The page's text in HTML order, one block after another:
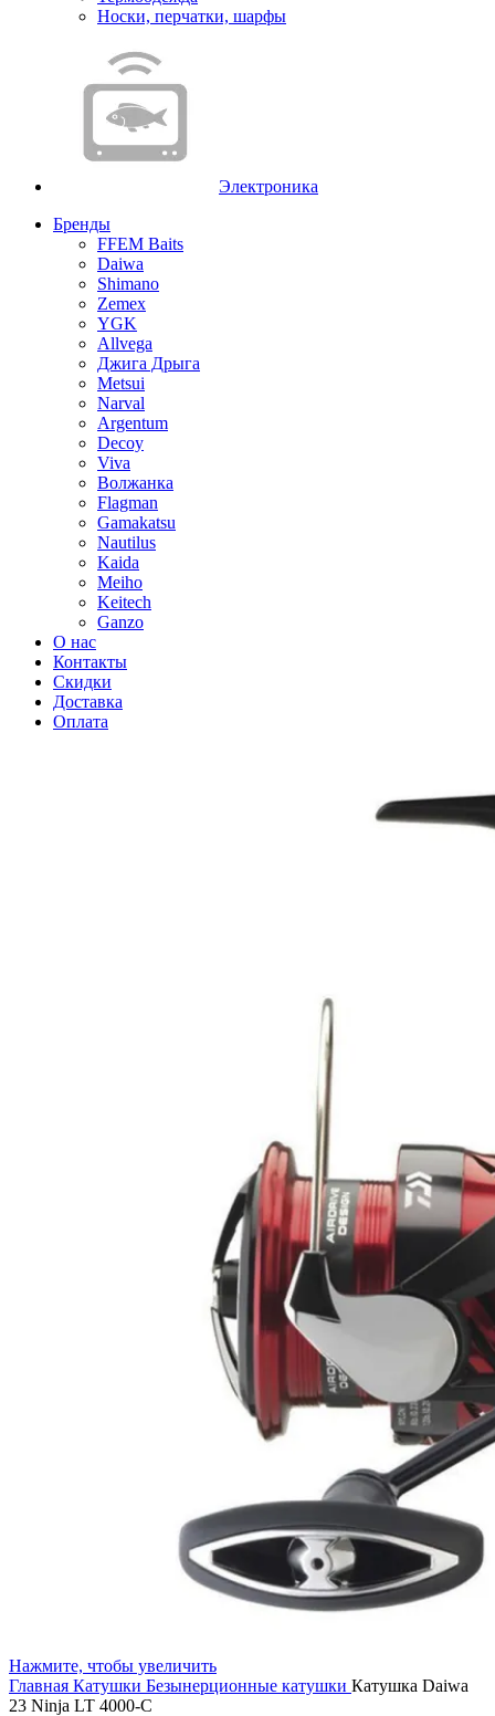
Носки, перчатки, шарфы
Электроника
Бренды
FFEM Baits
Daiwa
Shimano
Zemex
YGK
Allvega
Джига Дрыга
Metsui
Narval
Argentum
Decoy
Viva
Волжанка
Flagman
Gamakatsu
Nautilus
Kaida
Meiho
Keitech
Ganzo
О нас
Контакты
Скидки
Доставка
Оплата
Нажмите, чтобы увеличить
Главная Катушки Безынерционные катушки Катушка Daiwa
23 Ninja LT 4000-C